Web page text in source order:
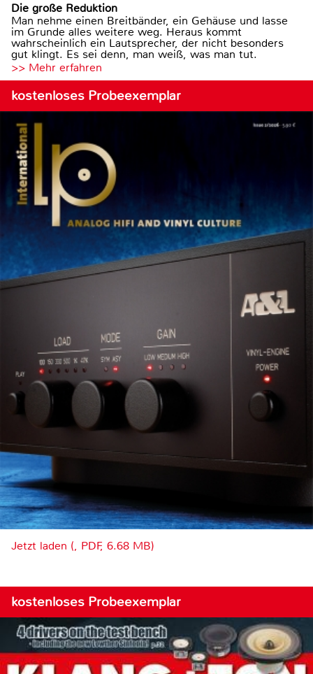
Die große Reduktion
Man nehme einen Breitbänder, ein Gehäuse und lasse
im Grunde alles weitere weg. Heraus kommt
wahrscheinlich ein Lautsprecher, der nicht besonders
gut klingt. Es sei denn, man weiß, was man tut.
>> Mehr erfahren
kostenloses Probeexemplar
Jetzt laden (, PDF, 6.68 MB)
kostenloses Probeexemplar